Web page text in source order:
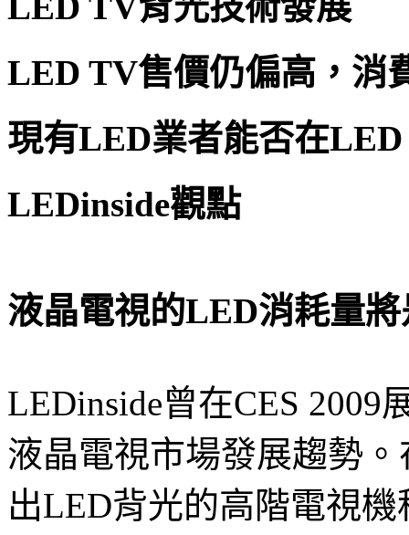
LED TV售價仍偏高，消
現有LED業者能否在
LEDinside觀點
液晶電視的LED消耗量
LEDinside曾在CES
液晶電視市場發展趨勢
出LED背光的高階電視